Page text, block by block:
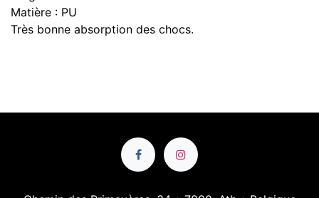
Matière : PU
Très bonne absorption des chocs.